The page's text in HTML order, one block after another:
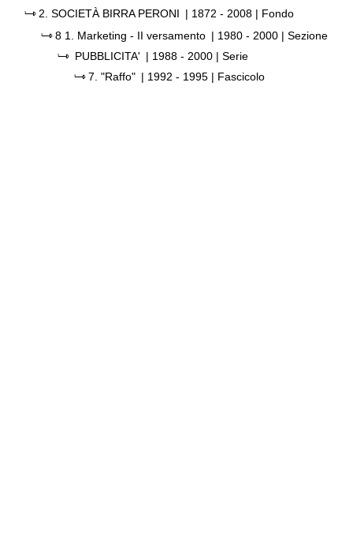
2. SOCIETÀ BIRRA PERONI | 1872 - 2008 | Fondo
8 1.
Marketing - II versamento | 1980 - 2000 | Sezione
PUBBLICITA' | 1988 - 2000 | Serie
7. "Raffo" | 1992 - 1995 | Fascicolo